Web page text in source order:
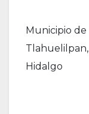
Municipio de
Tlahuelilpan,
Hidalgo